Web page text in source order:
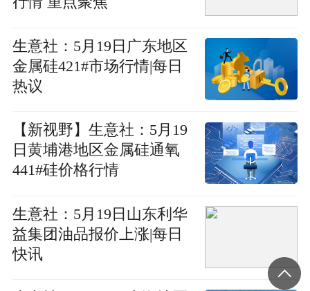
生意社：5月19日广东地区
金属硅421#市场行情|每日
热议
【新视野】生意社：5月19
日黄埔港地区金属硅通氧
441#硅价格行情
生意社：5月19日山东利华
益集团油品报价上涨|每日
快讯